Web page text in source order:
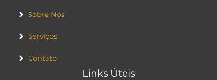
Sobre Nós
Serviços
Contato
Links Úteis